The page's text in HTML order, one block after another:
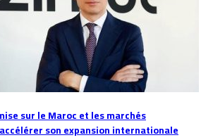
sur le Maroc et les marchés
son expansion internationale